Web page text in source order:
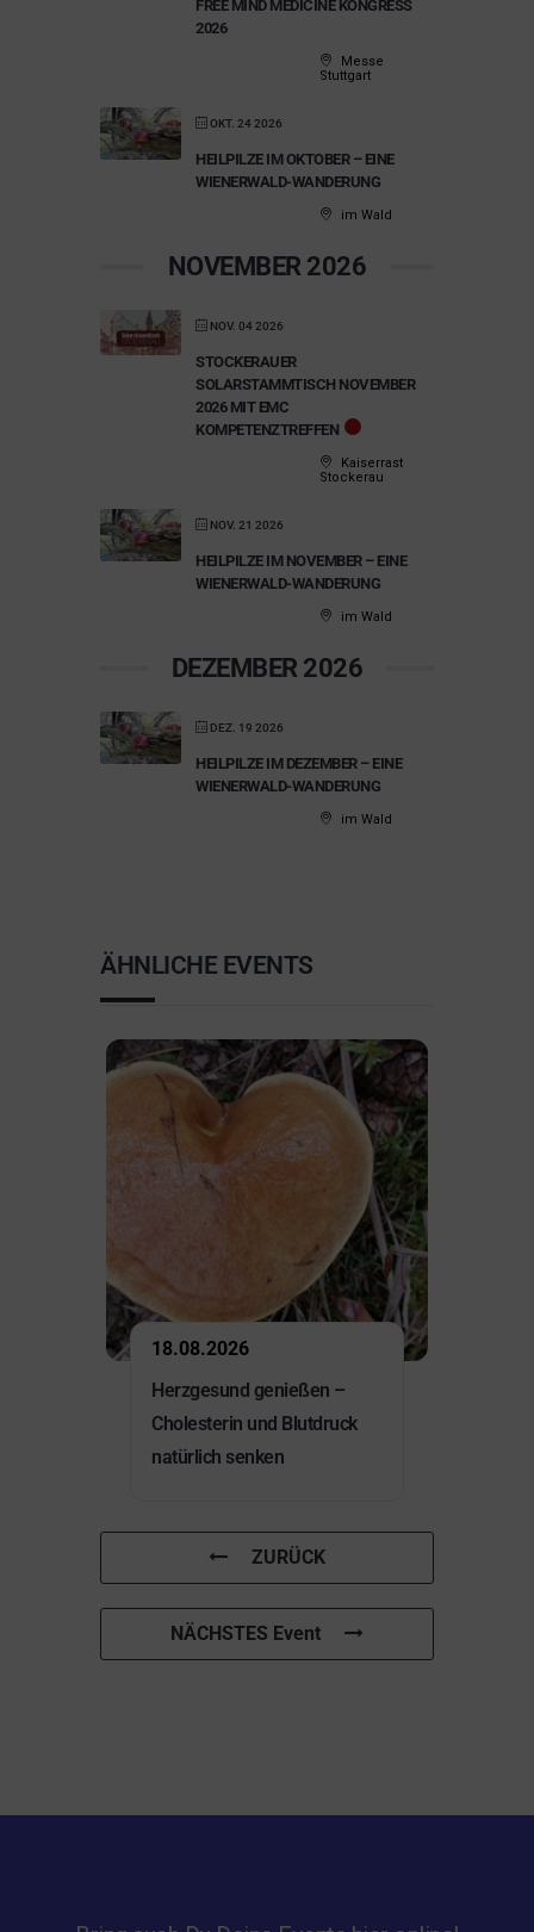
FREE MIND MEDICINE KONGRESS
2026
Messe
Stuttgart
OKT. 24 2026
HEILPILZE IM OKTOBER – EINE
WIENERWALD-WANDERUNG
im Wald
NOVEMBER 2026
NOV. 04 2026
STOCKERAUER
SOLARSTAMMTISCH NOVEMBER
2026 MIT EMC
KOMPETENZTREFFEN
Kaiserrast
Stockerau
NOV. 21 2026
HEILPILZE IM NOVEMBER – EINE
WIENERWALD-WANDERUNG
im Wald
DEZEMBER 2026
DEZ. 19 2026
HEILPILZE IM DEZEMBER – EINE
WIENERWALD-WANDERUNG
im Wald
ÄHNLICHE EVENTS
18.08.2026
Herzgesund genießen –
Cholesterin und Blutdruck
natürlich senken
ZURÜCK
NÄCHSTES Event